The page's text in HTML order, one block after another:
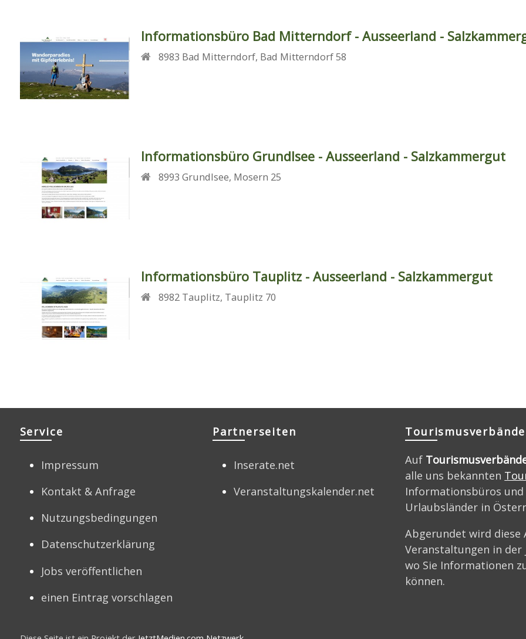
Informationsbüro Bad Mitterndorf - Ausseerland -
8983 Bad Mitterndorf, Bad Mitterndorf 58
Informationsbüro Grundlsee - Ausseerland - Salzkammergut
8993 Grundlsee, Mosern 25
Informationsbüro Tauplitz - Ausseerland - Salzkammergut
8982 Tauplitz, Tauplitz 70
Service
Impressum
Kontakt & Anfrage
Nutzungsbedingungen
Datenschutzerklärung
Jobs veröffentlichen
einen Eintrag vorschlagen
Partnerseiten
Inserate.net
Veranstaltungskalender.net
Tourismusverbände
Auf
alle uns bekannten
Informationsbüros
Urlaubsländer in
Abgerundet wird
Veranstaltungen in
wo Sie Informationen
können.